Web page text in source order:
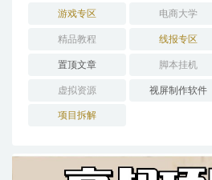
游戏专区 电商大学
精品教程 线报专区
置顶文章 脚本挂机
虚拟资源 视屏制作软件
项目拆解